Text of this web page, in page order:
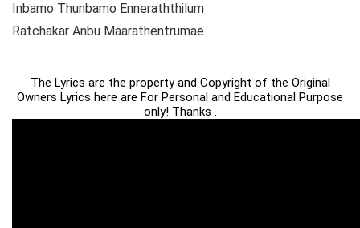
Inbamo Thunbamo Enneraththilum
Ratchakar Anbu Maarathentrumae
The Lyrics are the property and Copyright of the Original
Owners Lyrics here are For Personal and Educational Purpose
only! Thanks .